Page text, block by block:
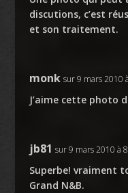
discutions, c’est
et son traitement.
monk sur 9 mars 2010
J’aime cette photo
jb81 sur 9 mars 2010 à
Superbe! vraiment
Grand N&B.